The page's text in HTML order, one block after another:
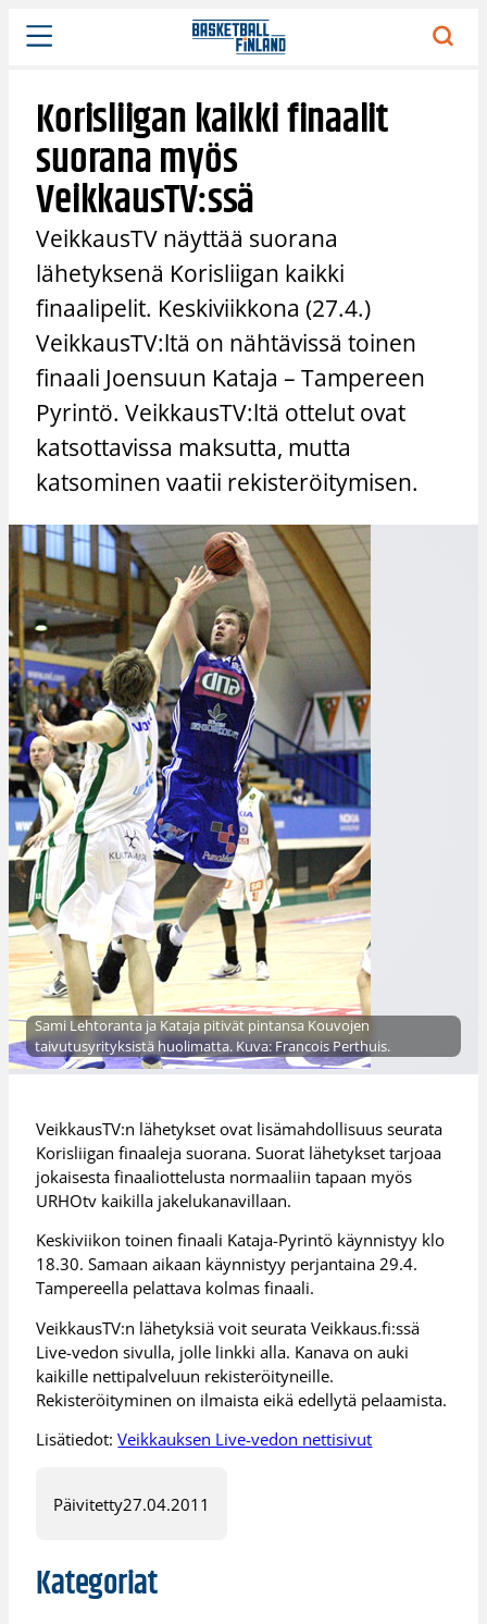
Siirry
sisältöön
Korisliigan kaikki finaalit
suorana myös
VeikkausTV:ssä
VeikkausTV näyttää suorana
lähetyksenä Korisliigan kaikki
finaalipelit. Keskiviikkona (27.4.)
VeikkausTV:ltä on nähtävissä toinen
finaali Joensuun Kataja – Tampereen
Pyrintö. VeikkausTV:ltä ottelut ovat
katsottavissa maksutta, mutta
katsominen vaatii rekisteröitymisen.
Sami Lehtoranta ja Kataja pitivät pintansa Kouvojen
taivutusyrityksistä huolimatta. Kuva: Francois Perthuis.
VeikkausTV:n lähetykset ovat lisämahdollisuus seurata
Korisliigan finaaleja suorana. Suorat lähetykset tarjoaa
jokaisesta finaaliottelusta normaaliin tapaan myös
URHOtv kaikilla jakelukanavillaan.
Keskiviikon toinen finaali Kataja-Pyrintö käynnistyy klo
18.30. Samaan aikaan käynnistyy perjantaina 29.4.
Tampereella pelattava kolmas finaali.
VeikkausTV:n lähetyksiä voit seurata Veikkaus.fi:ssä
Live-vedon sivulla, jolle linkki alla. Kanava on auki
kaikille nettipalveluun rekisteröityneille.
Rekisteröityminen on ilmaista eikä edellytä pelaamista.
Lisätiedot:Veikkauksen Live-vedon nettisivut
Päivitetty27.04.2011
Kategoriat